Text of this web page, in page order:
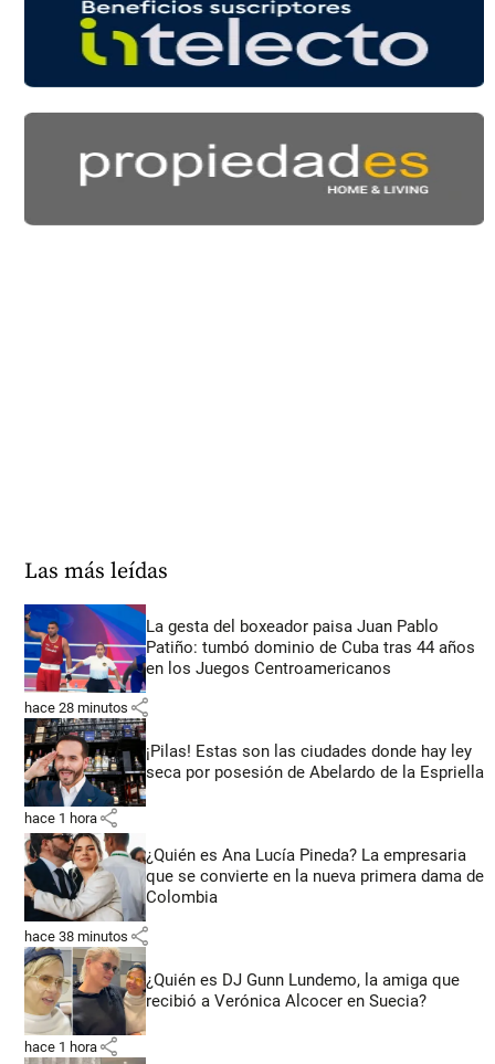
Las más leídas
La gesta del boxeador paisa Juan Pablo
Patiño: tumbó dominio de Cuba tras 44 años
en los Juegos Centroamericanos
hace 28 minutos share
¡Pilas! Estas son las ciudades donde hay ley
seca por posesión de Abelardo de la Espriella
hace 1 hora share
¿Quién es Ana Lucía Pineda? La empresaria
que se convierte en la nueva primera dama de
Colombia
hace 38 minutos share
¿Quién es DJ Gunn Lundemo, la amiga que
recibió a Verónica Alcocer en Suecia?
hace 1 hora share